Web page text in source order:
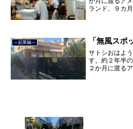
ランド、９カ
品川区南大井
～起業編～ 「無風スポ
サトシおはよ
す。約２年半
２か月に渡る